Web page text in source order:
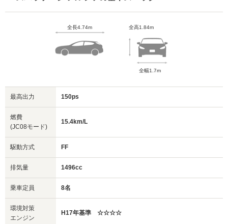
全長4.74m 全高1.84m
全幅1.7m
最高出力 150ps
燃費
(JC08モード)
15.4km/L
駆動方式 FF
排気量 1496cc
乗車定員 8名
環境対策
エンジン
H17年基準 ☆☆☆☆